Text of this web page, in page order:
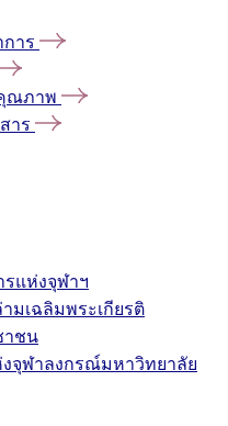
าร
ณภาพ
าร
แห่งจุฬาฯ
มเฉลิมพระเกียรติ
าชน
จุฬาลงกรณ์มหาวิทยาลัย